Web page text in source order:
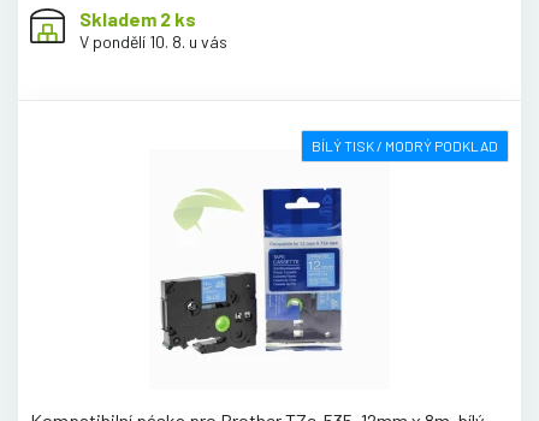
Skladem 2 ks
V pondělí 10. 8. u vás
BÍLÝ TISK / MODRÝ PODKLAD